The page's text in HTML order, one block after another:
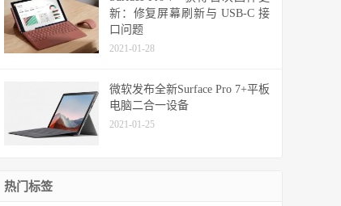
新：修复屏幕刷新与 USB-C 接
口问题
2021-01-28
微软发布全新Surface Pro 7+平板
电脑二合一设备
2021-01-25
热门标签